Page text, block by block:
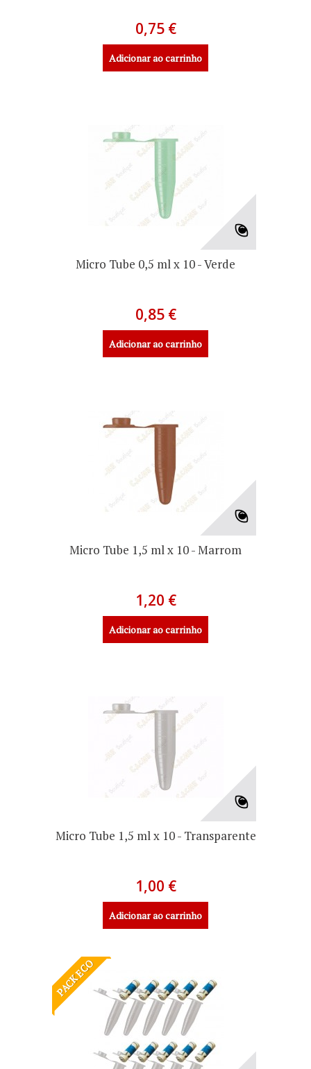
0,75 €
Adicionar ao carrinho
Micro Tube 0,5 ml x 10 - Verde
0,85 €
Adicionar ao carrinho
Micro Tube 1,5 ml x 10 - Marrom
1,20 €
Adicionar ao carrinho
Micro Tube 1,5 ml x 10 - Transparente
1,00 €
Adicionar ao carrinho
PACK ECO